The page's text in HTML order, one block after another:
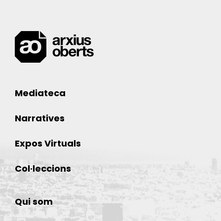
Mediateca
Narratives
Expos Virtuals
Col·leccions
Qui som